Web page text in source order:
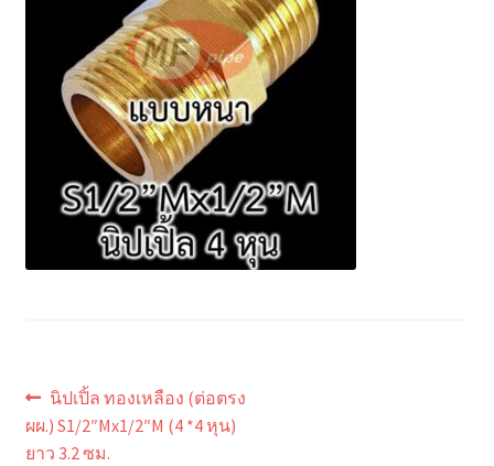
แนะแนว
เรื่อง
Previous
post:
นิปเปิ้ล ทองเหลือง (ต่อตรง
ผผ.) S1/2″Mx1/2″M (4 *4 หุน)
ยาว 3.2 ซม.